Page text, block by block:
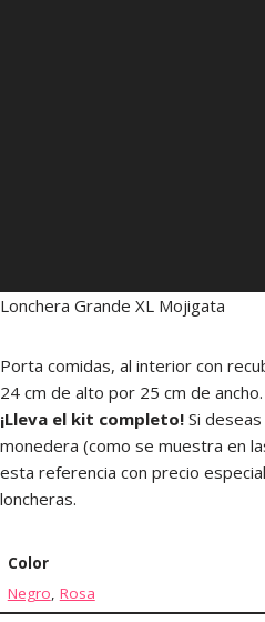
Lonchera Grande XL Mojigata
Porta comidas, al interior con
24 cm de alto por 25 cm de ancho.
¡Lleva el kit completo! Si
monedera (como se muestra en
esta referencia con precio
loncheras.
Color
Negro, Rosa